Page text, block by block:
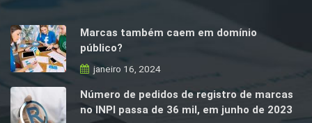
Marcas também caem em domínio
público?
janeiro 16, 2024
Número de pedidos de registro de marcas
no INPI passa de 36 mil, em junho de 2023